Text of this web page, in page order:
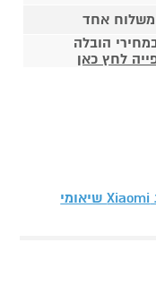
הובלה
לחץ כאן
Xiaomi שיאומי